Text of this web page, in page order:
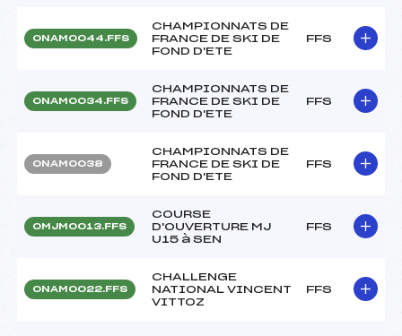
ONAM0044.FFS
CHAMPIONNATS DE
FRANCE DE SKI DE
FOND D'ETE
FFS
ONAM0034.FFS
CHAMPIONNATS DE
FRANCE DE SKI DE
FOND D'ETE
FFS
ONAM0038
CHAMPIONNATS DE
FRANCE DE SKI DE
FOND D'ETE
FFS
OMJM0013.FFS
COURSE
D'OUVERTURE MJ
U15 à SEN
FFS
ONAM0022.FFS
CHALLENGE
NATIONAL VINCENT
VITTOZ
FFS